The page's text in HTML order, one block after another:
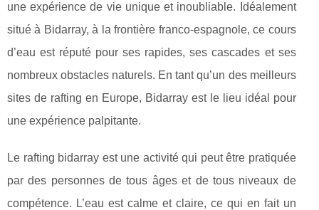
une expérience de vie unique et inoubliable. Idéalement
situé à Bidarray, à la frontière franco-espagnole, ce cours
d’eau est réputé pour ses rapides, ses cascades et ses
nombreux obstacles naturels. En tant qu’un des meilleurs
sites de rafting en Europe, Bidarray est le lieu idéal pour
une expérience palpitante.
Le rafting bidarray est une activité qui peut être pratiquée
par des personnes de tous âges et de tous niveaux de
compétence. L’eau est calme et claire, ce qui en fait un